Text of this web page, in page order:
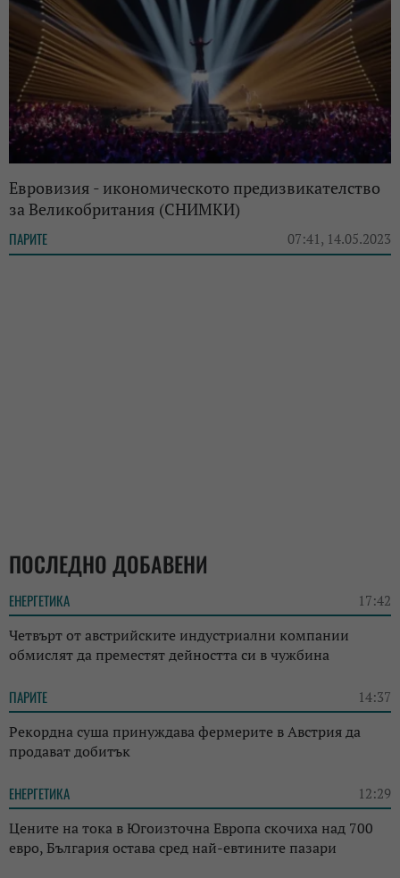
Евровизия - икономическото предизвикателство
за Великобритания (СНИМКИ)
ПАРИТЕ 07:41, 14.05.2023
ПОСЛЕДНО ДОБАВЕНИ
ЕНЕРГЕТИКА 17:42
Четвърт от австрийските индустриални компании
обмислят да преместят дейността си в чужбина
ПАРИТЕ 14:37
Рекордна суша принуждава фермерите в Австрия да
продават добитък
ЕНЕРГЕТИКА 12:29
Цените на тока в Югоизточна Европа скочиха над 700
евро, България остава сред най-евтините пазари